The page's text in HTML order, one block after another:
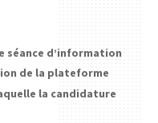
séance d’information
de la plateforme
la candidature